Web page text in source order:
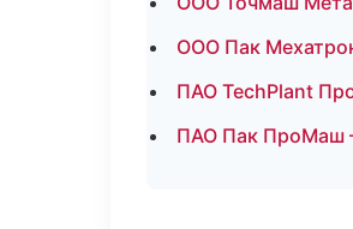
ООО Пак
ПАО TechPlant
ПАО Пак ПроМаш